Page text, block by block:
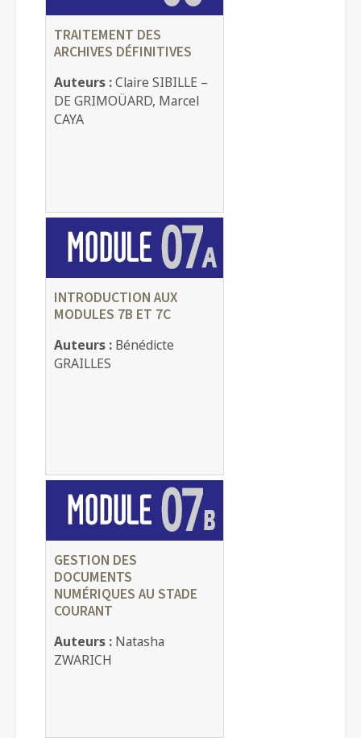
TRAITEMENT DES
ARCHIVES DÉFINITIVES
Auteurs :Claire SIBILLE –
DE GRIMOÜARD, Marcel
CAYA
INTRODUCTION AUX
MODULES 7B ET 7C
Auteurs : Bénédicte
GRAILLES
GESTION DES
DOCUMENTS
NUMÉRIQUES AU STADE
COURANT
Auteurs : Natasha
ZWARICH